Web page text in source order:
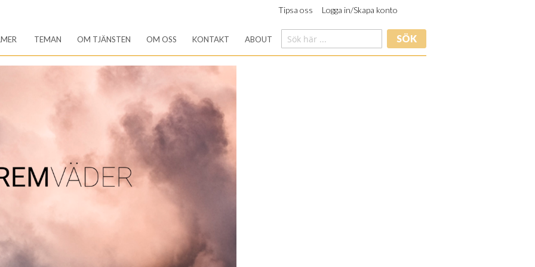
Tipsa oss Logga in/Skapa konto
TEMAN OM TJÄNSTEN OM OSS KONTAKT ABOUT SÖK